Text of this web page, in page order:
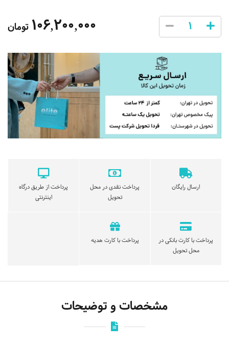
106,200,000تومان
ارسال رایگان
پرداخت نقدی در محل
تحویل
پرداخت از طریق درگاه
اینترنتی
پرداخت با کارت بانکی در
محل تحویل
پرداخت با کارت هدیه
مشخصات و توضیحات